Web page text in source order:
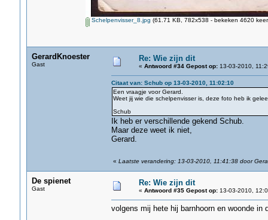
Schelpenvisser_8.jpg (61.71 KB, 782x538 - bekeken 4620
GerardKnoester
Gast
Re: Wie zijn dit
« Antwoord #34 Gepost op:13-03-2010,
Citaat van: Schub op 13-03-2010, 11:02:10
Een vraagje voor Gerard.
Weet jij wie die schelpenvisser is, deze foto heb ik
Schub
Ik heb er verschillende gekend Schub.
Maar deze weet ik niet,
Gerard.
« Laatste verandering: 13-03-2010, 11:41:38 door
De spienet
Gast
Re: Wie zijn dit
« Antwoord #35 Gepost op:13-03-2010,
volgens mij hete hij barnhoorn en woonde in